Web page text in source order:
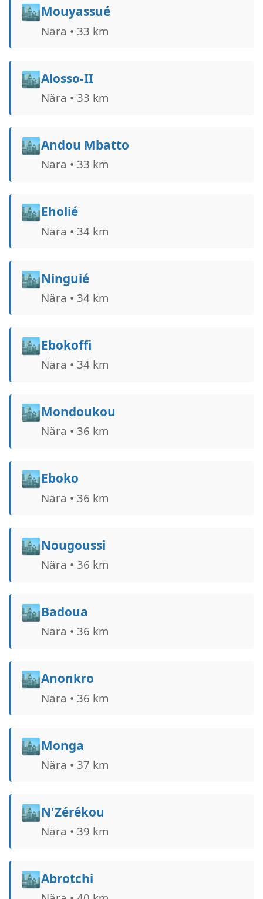
🏙️Mouyassué
Nära • 33 km
🏙️Alosso-II
Nära • 33 km
🏙️Andou Mbatto
Nära • 33 km
🏙️Eholié
Nära • 34 km
🏙️Ninguié
Nära • 34 km
🏙️Ebokoffi
Nära • 34 km
🏙️Mondoukou
Nära • 36 km
🏙️Eboko
Nära • 36 km
🏙️Nougoussi
Nära • 36 km
🏙️Badoua
Nära • 36 km
🏙️Anonkro
Nära • 36 km
🏙️Monga
Nära • 37 km
🏙️N'Zérékou
Nära • 39 km
🏙️Abrotchi